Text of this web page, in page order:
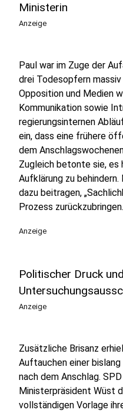
Ministerin
Anzeige
Paul war im Zuge der
drei Todesopfern
Opposition und Medien
Kommunikation sowie
regierungsinternen
ein, dass eine frühere
dem
Zugleich betonte sie, es
Aufklärung zu
dazu beitragen,
Prozess zurückzubringen.
Anzeige
Politischer Druck
Anzeige
Zusätzliche Brisanz
Auftauchen einer
nach dem Anschlag.
Ministerpräsident Wüst
vollständigen Vorlage